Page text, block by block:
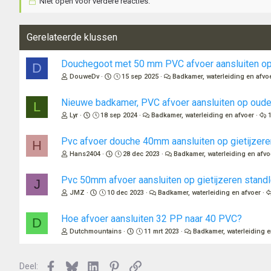
Gerelateerde klussen
D Douchegoot met 50 mm PVC afvoer aansluiten
DouweDv 15 sep 2025 Badkamer, waterleiding en
L Nieuwe badkamer, PVC afvoer aansluiten op
Lyr 18 sep 2024 Badkamer, waterleiding en afvoer
H Pvc afvoer douche 40mm aansluiten op
Hans2404 28 dec 2023 Badkamer, waterleiding en
J Pvc 50mm afvoer aansluiten op gietijzeren
JMZ 10 dec 2023 Badkamer, waterleiding en afvoer
D Hoe afvoer aansluiten 32 PP naar 40 PVC?
Dutchmountains 11 mrt 2023 Badkamer, waterleiding
Deel: Facebook
BlueskyLinkedInPinterest
Link